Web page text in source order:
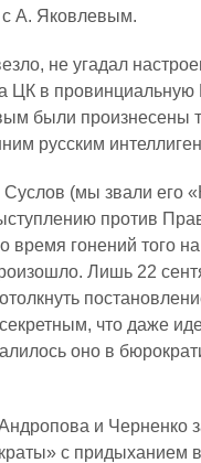
с А. Яковлевым.
не угадал
ЦК в
были произнесены
русским
(мы звали его
против
гонений того
Лишь 22
что даже
оно в
и Черненко
с придыханием